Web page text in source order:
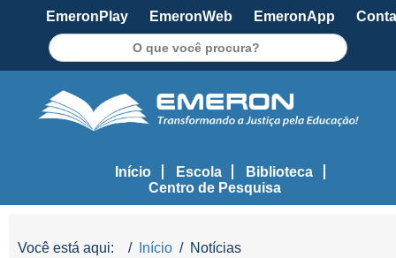
EmeronPlay EmeronWeb EmeronApp
Início Escola
Biblioteca
Centro de Pesquisa
Você está aqui: Início Notícias